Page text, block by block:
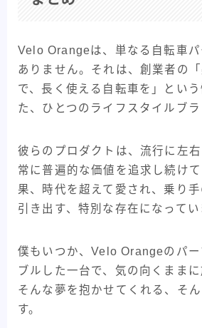
Velo Orangeは、単なる自転車パ
ありません。それは、創業者の
で、長く使える自転車を」とい
た、ひとつのライフスタイルブラ
彼らのプロダクトは、流行に左右
常に普遍的な価値を追求し続け
果、時代を超えて愛され、乗り
引き出す、特別な存在になってい
僕もいつか、Velo Orangeのパー
ブルした一台で、気の向くままに
そんな夢を抱かせてくれる、そ
す。